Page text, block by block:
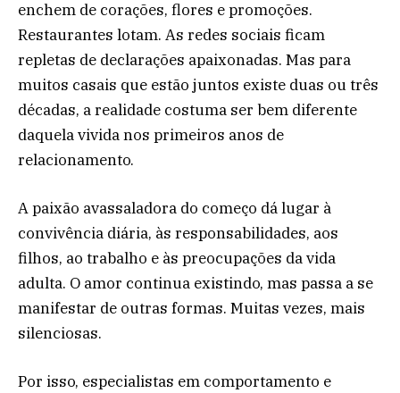
enchem de corações, flores e promoções.
Restaurantes lotam. As redes sociais ficam
repletas de declarações apaixonadas. Mas para
muitos casais que estão juntos existe duas ou três
décadas, a realidade costuma ser bem diferente
daquela vivida nos primeiros anos de
relacionamento.
A paixão avassaladora do começo dá lugar à
convivência diária, às responsabilidades, aos
filhos, ao trabalho e às preocupações da vida
adulta. O amor continua existindo, mas passa a se
manifestar de outras formas. Muitas vezes, mais
silenciosas.
Por isso, especialistas em comportamento e